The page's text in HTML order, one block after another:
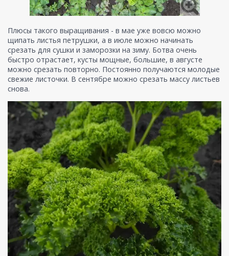
Плюсы такого выращивания - в мае уже вовсю можно
щипать листья петрушки, а в июле можно начинать
срезать для сушки и заморозки на зиму. Ботва очень
быстро отрастает, кусты мощные, большие, в августе
можно срезать повторно. Постоянно получаются молодые
свежие листочки. В сентябре можно срезать массу листьев
снова.